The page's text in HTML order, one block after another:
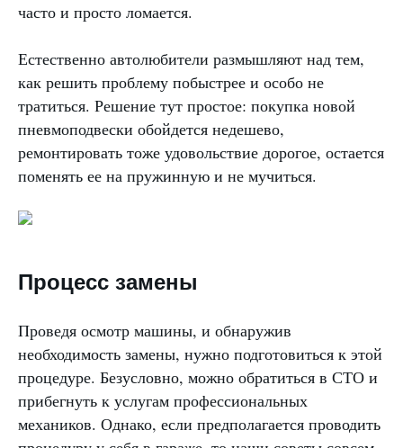
часто и просто ломается.
Естественно автолюбители размышляют над тем,
как решить проблему побыстрее и особо не
тратиться. Решение тут простое: покупка новой
пневмоподвески обойдется недешево,
ремонтировать тоже удовольствие дорогое, остается
поменять ее на пружинную и не мучиться.
Процесс замены
Проведя осмотр машины, и обнаружив
необходимость замены, нужно подготовиться к этой
процедуре. Безусловно, можно обратиться в СТО и
прибегнуть к услугам профессиональных
механиков. Однако, если предполагается проводить